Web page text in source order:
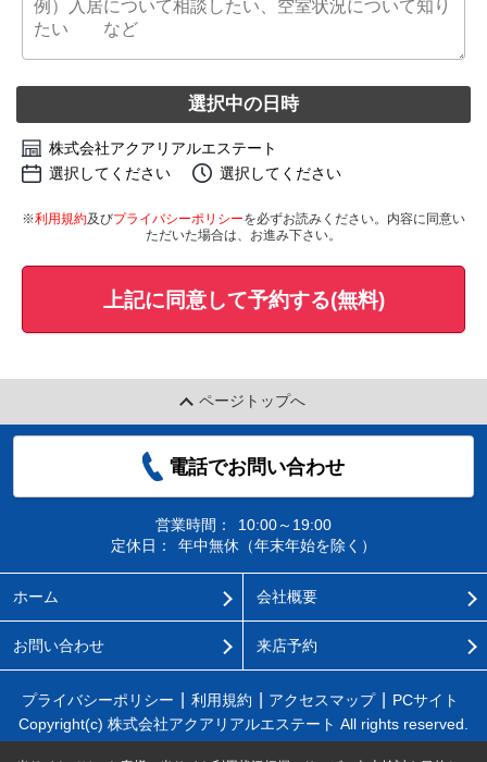
選択中の日時
株式会社アクアリアルエステート
選択してください
選択してください
※利用規約及びプライバシーポリシーを必ずお読みください。内容に同意い
ただいた場合は、お進み下さい。
上記に同意して予約する(無料)
ページトップへ
電話でお問い合わせ
営業時間：
10:00～19:00
定休日：
年中無休（年末年始を除く）
ホーム 会社概要
お問い合わせ 来店予約
プライバシーポリシー 利用規約 アクセスマップ
PCサイト
Copyright(c) 株式会社アクアリアルエステート All rights reserved.